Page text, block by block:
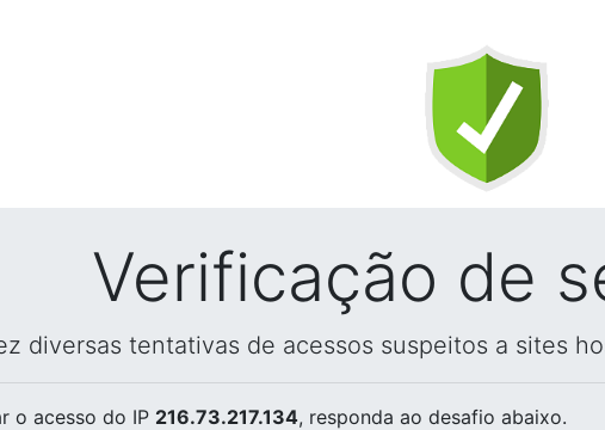
Verificação de
diversas tentativas de acessos suspeitos a sites
o acesso do IP 216.73.217.134, responda ao desafio abaixo.